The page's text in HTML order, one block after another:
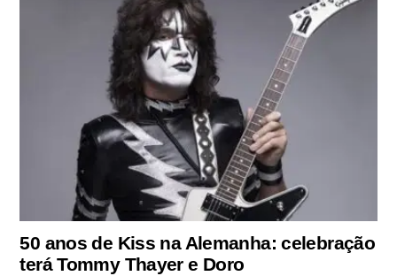
50 anos de Kiss na Alemanha: celebração
terá Tommy Thayer e Doro